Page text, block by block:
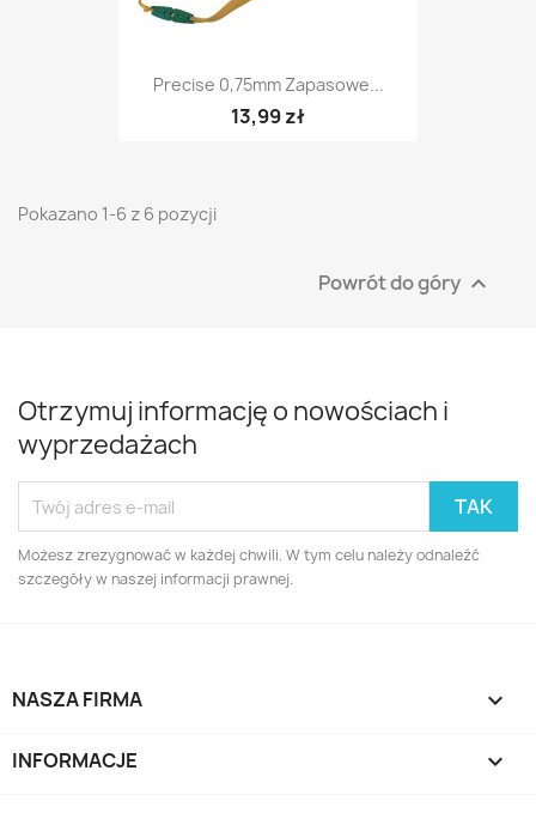
Precise 0,75mm Zapasowe...
13,99 zł
Pokazano 1-6 z 6 pozycji
Powrót do góry 
Otrzymuj informację o nowościach i
wyprzedażach
Możesz zrezygnować w każdej chwili. W tym celu należy odnaleźć
szczegóły w naszej informacji prawnej.
NASZA FIRMA 
INFORMACJE 